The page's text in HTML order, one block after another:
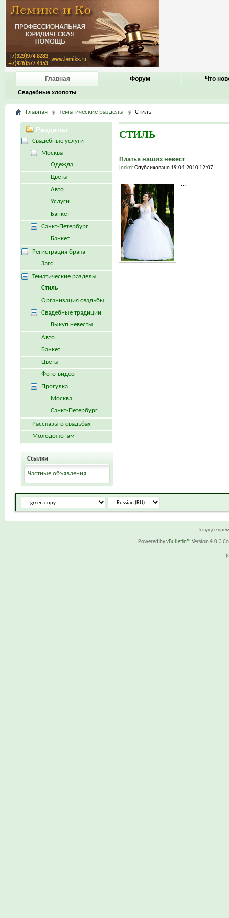
Главная
Свадебные хлопоты
Форум Что
Главная Тематические разделы Стиль
СТИЛЬ
Платья наших невест
jockerОпубликовано 19.04.2010 12:07
...
Разделы
Свадебные услуги
Москва
Одежда
Цветы
Авто
Услуги
Банкет
Санкт-Петербург
Банкет
Регистрация брака
Загс
Тематические разделы
Стиль
Организация свадьбы
Свадебные традиции
Выкуп невесты
Авто
Банкет
Цветы
Фото-видео
Прогулка
Москва
Санкт-Петербург
Рассказы о свадьбах
Молодоженам
Ссылки
Частные объявления
Текущее
Powered byvBulletin™ Version 4.0.3